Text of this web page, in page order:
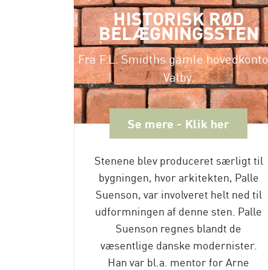
HISTORISK RØD
BELÆGNINGSSTEN
Fra F.L. Smidths gamle
Valby.
Se mere - Klik her
Stenene blev produceret særligt til
bygningen, hvor arkitekten, Palle
Suenson, var involveret helt ned til
udformningen af denne sten. Palle
Suenson regnes blandt de
væsentlige danske modernister.
Han var bl.a. mentor for Arne